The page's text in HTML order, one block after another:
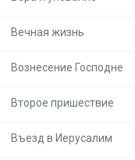
Вечная жизнь
Вознесение Господне
Второе пришествие
Въезд в Иерусалим